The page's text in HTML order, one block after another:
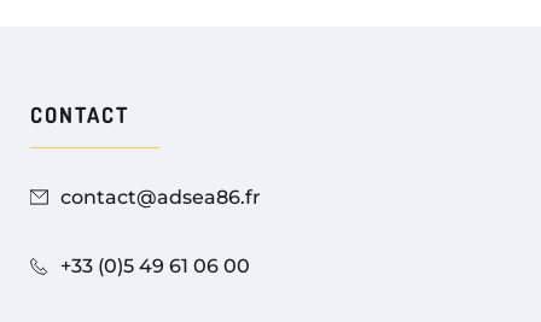
CONTACT
contact@adsea86.fr
+33 (0)5 49 61 06 00